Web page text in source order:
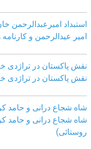
استبداد امیرعبدالرحمن
امیر عیدالرحمن و
نقش پاکستان در تراژدی
نقش پاکستان در تراژدی
شاه شجاع درانی و حامد
شاه شجاع درانی و حامد
روستائی)